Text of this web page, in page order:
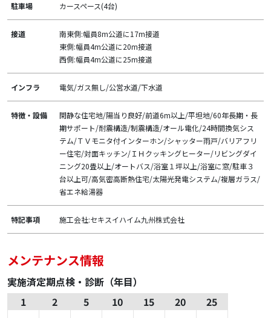
駐車場 カースペース(4台)
接道
南東側:幅員8m公道に17m接道
東側:幅員4m公道に20m接道
西側:幅員4m公道に25m接道
インフラ 電気/ガス無し/公営水道/下水道
特徴・設備
閑静な住宅地/陽当り良好/前道6m以上/平坦地/60年長期・長
期サポート/耐震構造/制震構造/オール電化/24時間換気シス
テム/ＴＶモニタ付インターホン/シャッター雨戸/バリアフリ
ー住宅/対面キッチン/ＩＨクッキングヒーター/リビングダイ
ニング20畳以上/オートバス/浴室１坪以上/浴室に窓/駐車３
台以上可/高気密高断熱住宅/太陽光発電システム/複層ガラス/
省エネ給湯器
特記事項 施工会社:セキスイハイム九州株式会社
メンテナンス情報
実施済定期点検・診断（年目）
1
2 5 10 15 20 25